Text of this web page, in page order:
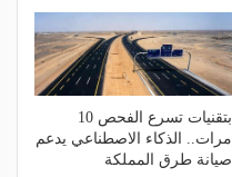
بتقنيات تسرع الفحص 10
مرات.. الذكاء الاصطناعي يدعم
صيانة طرق المملكة